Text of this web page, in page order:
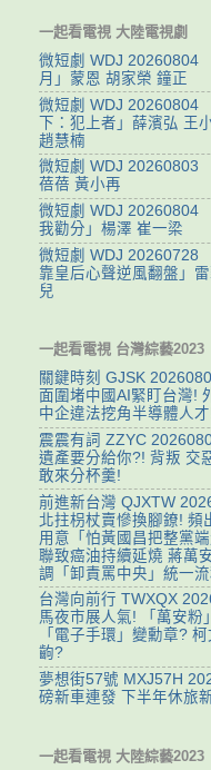
一起看電視 大陸電視劇
微短劇 WDJ 20260804
月」蒙恩 胡家榮 鐘正
微短劇 WDJ 20260804
下：犯上者」薛濱弘 王
趙慧楠
微短劇 WDJ 20260803
蓓蓓 黃小再
微短劇 WDJ 20260804
我勸分」楊澤 崔一梁
微短劇 WDJ 20260728
靠皇后心聲逆風翻盤」
兒
一起看電視 台灣綜藝2023
關鍵時刻 GJSK
面圍堵中國AI緊盯台灣!
中企違法挖角半導體人
震震有詞 ZZYC
遺產要分給你?! 背叛 交
敢來分杯羹!
前進新台灣 QJXTW
北拄枴杖賣慘換腳鐐! 頻
用意「怕黃國昌把整黨
聯致癌油持續延燒 蔣萬
調「卸責罵中央」統一
台灣向前行 TWXQX
馬夜市展人氣! 「萬安粉
「電子手環」變勳章?
齣?
夢想街57號 MXJ57H
磅新車連發 下半年休旅
一起看電視 大陸綜藝2023